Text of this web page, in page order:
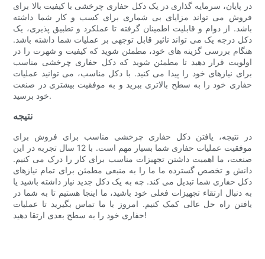
در پایان، سرمایه گذاری در یک دکل حفاری چرخشی با کیفیت بالا برای
فروش می تواند مزایای بی شماری برای کسب و کار شما داشته
باشد. از دوام و قابلیت اطمینان گرفته تا عملکرد و تطبیق پذیری، یک
دکل درجه یک می تواند تاثیر قابل توجهی بر عملیات شما داشته باشد.
هنگام بررسی گزینه های خود، مطمئن شوید که کیفیت و شهرت را در
اولویت قرار دهید تا مطمئن شوید که دکل حفاری چرخشی مناسب
برای نیازهای خود را پیدا می کنید. با دکل مناسب، می توانید عملیات
حفاری خود را به سطح بالاتری ببرید و به موفقیت بیشتری در صنعت
خود برسید.
نتيجه
در نتیجه، یافتن دکل حفاری چرخشی مناسب برای فروش برای
موفقیت عملیات حفاری شما بسیار مهم است. با 12 سال تجربه در این
صنعت، ما اهمیت داشتن تجهیزات مناسب برای کار را درک می کنیم.
دانش و تخصص گسترده ما ما را به منبعی مطمئن برای تمام نیازهای
دکل حفاری شما تبدیل می کند. چه به یک دکل جدید نیاز داشته باشید یا
به دنبال ارتقاء تجهیزات فعلی خود باشید، ما اینجا هستیم تا به شما در
یافتن راه حل عالی کمک کنیم. امروز با ما تماس بگیرید تا عملیات
حفاری خود را به سطح بعدی ارتقا دهید!